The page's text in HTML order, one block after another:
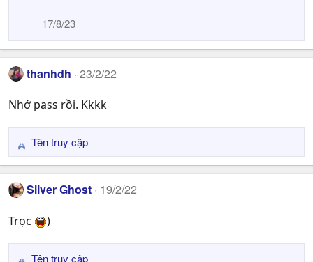
17/8/23
thanhdh 23/2/22
Nhớ pass rồi. Kkkk
R
e
a
c
i
Tên truy cập
Silver Ghost 19/2/22
Trọc )
Tên truy cập